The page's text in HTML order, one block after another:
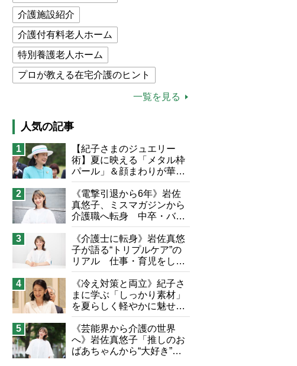
介護施設紹介
介護付有料老人ホーム
特別養護老人ホーム
プロが教える在宅介護のヒント
介護食
猫が母になつきません
息子の遠距離介護サバイバル術
兄がボケました
便利なサービス
予防法
一覧を見る
人気の記事
1
【紀子さまのジュエリー
術】夏に映える「メタル枠
パール」＆顔まわりが華や
ぐ「揺れる一粒」の使い分
け方
2
《電撃引退から6年》岩佐
真悠子、ミスマガジンから
介護職へ転身 中卒・バイ
ト経験ゼロの彼女が見つけ
た“居場所”「社会の役に立
ちながら自分らしくいられ
る」
3
《介護士に転身》岩佐真悠
子が語る“トリプルケア”の
リアル 仕事・育児をしな
がら96歳の義祖母と同居し
て介護 プロだから言える
「家での介護は“雑”でも気
にしない」
4
《冷え対策と両立》紀子さ
まに学ぶ「しっかり素材」
を夏らしく軽やかに魅せる
3つの着こなし法則
5
《芸能界から介護の世界
へ》岩佐真悠子「推しのお
ばあちゃんから“大好き”を